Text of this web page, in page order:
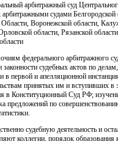
арбитражный суд
судами Белгородской
Воронежской области,
области, Рязанской
федерального арбитражного
законности судебных актов по
в первой и апелляционной
принятых им и вступивших
в Конституционный Суд РФ;
предложений по
судебную деятельность и
коллегии, порядок